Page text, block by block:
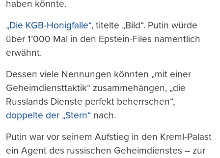
haben könnte.
„Die KGB-Honigfalle“, titelte „Bild“. Putin würde
über 1’000 Mal in den Epstein-Files namentlich
erwähnt.
Dessen viele Nennungen könnten „mit einer
Geheimdiensttaktik“ zusammehängen, „die
Russlands Dienste perfekt beherrschen“,
doppelte der „Stern“ nach.
Putin war vor seinem Aufstieg in den Kreml-Palast
ein Agent des russischen Geheimdienstes – zur